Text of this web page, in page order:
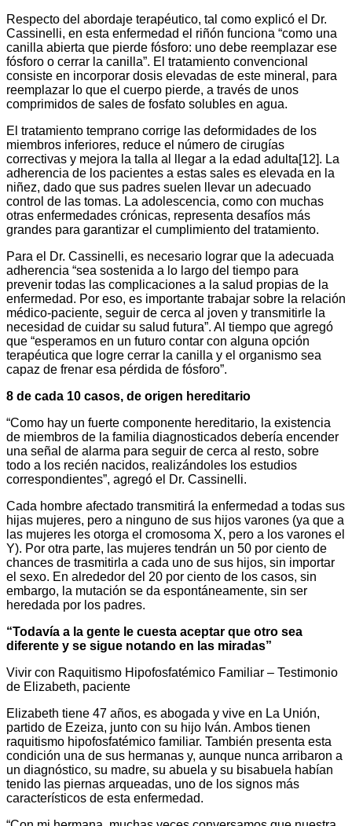
Respecto del abordaje terapéutico, tal como explicó el Dr.
Cassinelli, en esta enfermedad el riñón funciona “como una
canilla abierta que pierde fósforo: uno debe reemplazar ese
fósforo o cerrar la canilla”. El tratamiento convencional
consiste en incorporar dosis elevadas de este mineral, para
reemplazar lo que el cuerpo pierde, a través de unos
comprimidos de sales de fosfato solubles en agua.
El tratamiento temprano corrige las deformidades de los
miembros inferiores, reduce el número de cirugías
correctivas y mejora la talla al llegar a la edad adulta[12]. La
adherencia de los pacientes a estas sales es elevada en la
niñez, dado que sus padres suelen llevar un adecuado
control de las tomas. La adolescencia, como con muchas
otras enfermedades crónicas, representa desafíos más
grandes para garantizar el cumplimiento del tratamiento.
Para el Dr. Cassinelli, es necesario lograr que la adecuada
adherencia “sea sostenida a lo largo del tiempo para
prevenir todas las complicaciones a la salud propias de la
enfermedad. Por eso, es importante trabajar sobre la relación
médico-paciente, seguir de cerca al joven y transmitirle la
necesidad de cuidar su salud futura”. Al tiempo que agregó
que “esperamos en un futuro contar con alguna opción
terapéutica que logre cerrar la canilla y el organismo sea
capaz de frenar esa pérdida de fósforo”.
8 de cada 10 casos, de origen hereditario
“Como hay un fuerte componente hereditario, la existencia
de miembros de la familia diagnosticados debería encender
una señal de alarma para seguir de cerca al resto, sobre
todo a los recién nacidos, realizándoles los estudios
correspondientes”, agregó el Dr. Cassinelli.
Cada hombre afectado transmitirá la enfermedad a todas sus
hijas mujeres, pero a ninguno de sus hijos varones (ya que a
las mujeres les otorga el cromosoma X, pero a los varones el
Y). Por otra parte, las mujeres tendrán un 50 por ciento de
chances de trasmitirla a cada uno de sus hijos, sin importar
el sexo. En alrededor del 20 por ciento de los casos, sin
embargo, la mutación se da espontáneamente, sin ser
heredada por los padres.
“Todavía a la gente le cuesta aceptar que otro sea
diferente y se sigue notando en las miradas”
Vivir con Raquitismo Hipofosfatémico Familiar – Testimonio
de Elizabeth, paciente
Elizabeth tiene 47 años, es abogada y vive en La Unión,
partido de Ezeiza, junto con su hijo Iván. Ambos tienen
raquitismo hipofosfatémico familiar. También presenta esta
condición una de sus hermanas y, aunque nunca arribaron a
un diagnóstico, su madre, su abuela y su bisabuela habían
tenido las piernas arqueadas, uno de los signos más
característicos de esta enfermedad.